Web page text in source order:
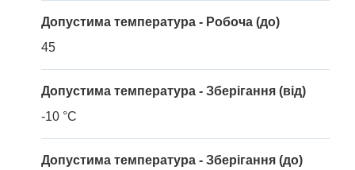
Допустима температура - Робоча (до)
45
Допустима температура - Зберігання (від)
-10 °C
Допустима температура - Зберігання (до)